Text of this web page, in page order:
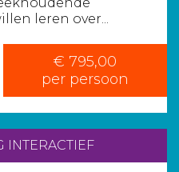
leren over...
€ 795,00
per persoon
INTERACTIEF